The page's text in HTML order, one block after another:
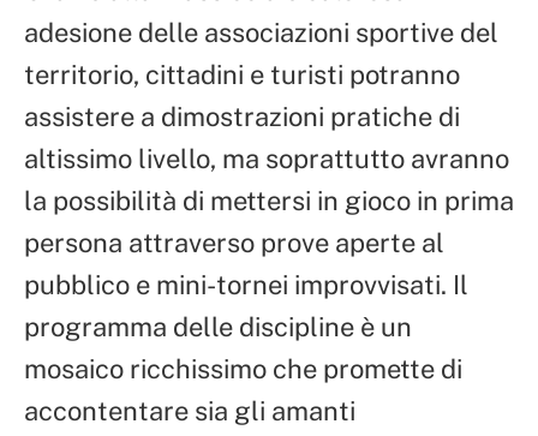
adesione delle associazioni sportive del
territorio, cittadini e turisti potranno
assistere a dimostrazioni pratiche di
altissimo livello, ma soprattutto avranno
la possibilità di mettersi in gioco in prima
persona attraverso prove aperte al
pubblico e mini-tornei improvvisati. Il
programma delle discipline è un
mosaico ricchissimo che promette di
accontentare sia gli amanti